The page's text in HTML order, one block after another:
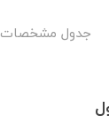
جدول مشخصات